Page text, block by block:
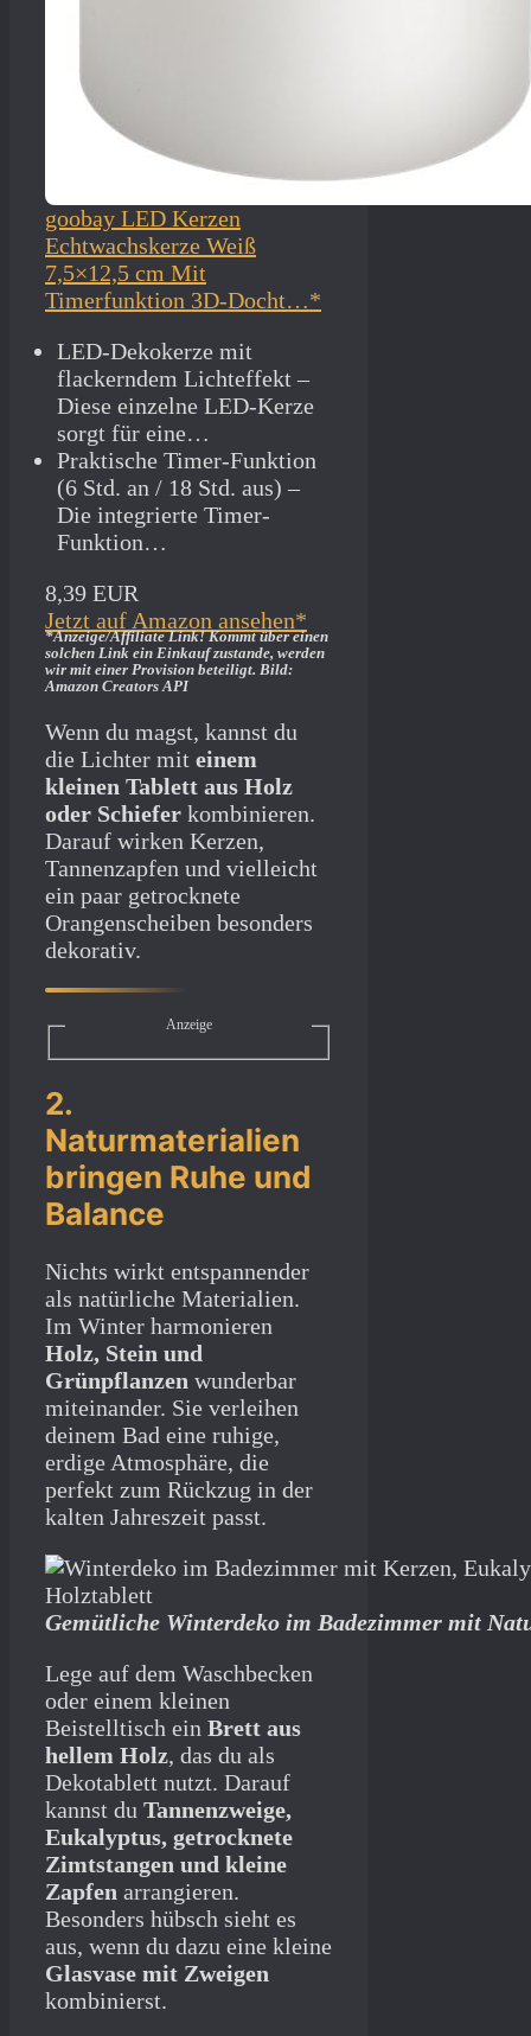
goobay LED Kerzen
Echtwachskerze Weiß
7,5×12,5 cm Mit
Timerfunktion 3D-Docht…*
LED-Dekokerze mit
flackerndem Lichteffekt –
Diese einzelne LED-Kerze
sorgt für eine…
Praktische Timer-Funktion
(6 Std. an / 18 Std. aus) –
Die integrierte Timer-
Funktion…
8,39 EUR
Jetzt auf Amazon ansehen*
*Anzeige/Affiliate Link! Kommt über einen
solchen Link ein Einkauf zustande, werden
wir mit­ einer Provision beteiligt. Bild:
Amazon Creators API
Wenn du magst, kannst du
die Lichter mit einem
kleinen Tablett aus Holz
oder Schiefer kombinieren.
Darauf wirken Kerzen,
Tannenzapfen und vielleicht
ein paar getrocknete
Orangenscheiben besonders
dekorativ.
Anzeige
2.
Naturmaterialien
bringen Ruhe und
Balance
Nichts wirkt entspannender
als natürliche Materialien.
Im Winter harmonieren
Holz, Stein und
Grünpflanzen wunderbar
miteinander. Sie verleihen
deinem Bad eine ruhige,
erdige Atmosphäre, die
perfekt zum Rückzug in der
kalten Jahreszeit passt.
Gemütliche Winterdeko im Badezimmer mit
Lege auf dem Waschbecken
oder einem kleinen
Beistelltisch ein Brett aus
hellem Holz, das du als
Dekotablett nutzt. Darauf
kannst du Tannenzweige,
Eukalyptus, getrocknete
Zimtstangen und kleine
Zapfen arrangieren.
Besonders hübsch sieht es
aus, wenn du dazu eine kleine
Glasvase mit Zweigen
kombinierst.